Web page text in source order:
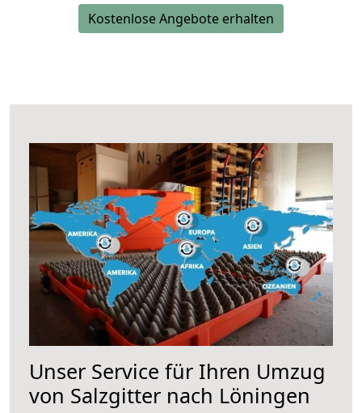
Kostenlose Angebote erhalten
Unser Service für Ihren Umzug
von Salzgitter nach Löningen